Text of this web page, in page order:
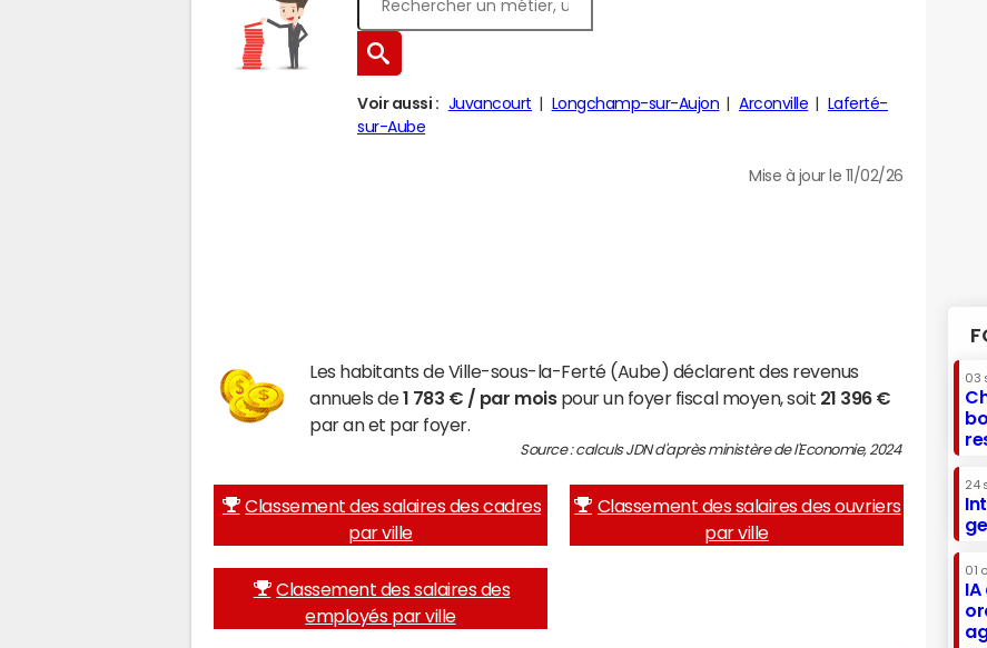
Voir aussi : Juvancourt Longchamp-sur-Aujon Arconville
Laferté-
sur-Aube
Mise à jour le 11/02/26
Les habitants de Ville-sous-la-Ferté (Aube) déclarent des revenus
annuels de1 783 € / par moispour un foyer fiscal moyen, soit 21 396 €
par an et par foyer.
Source : calculs JDN d'après ministère de l'Economie, 2024
Classement des salaires des cadres
par ville
Classement des salaires des ouvriers
par ville
Classement des salaires des
employés par ville
03
24
01
IA